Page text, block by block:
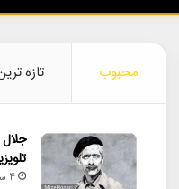
محبوب تازه
4 ساعت پیش